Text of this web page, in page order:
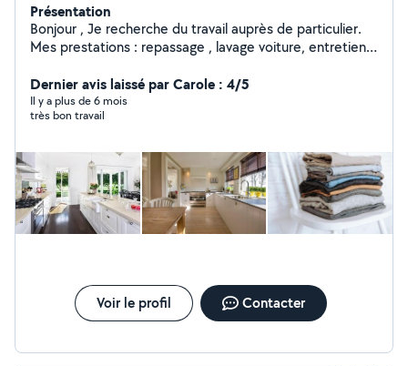
Présentation
Bonjour , Je recherche du travail auprès de particulier.
Mes prestations : repassage , lavage voiture, entretien
personne très minutieuse dans mon travail , rapide mais
perfectionniste, très sérieuse et à l'écoute de vos
demandes . Disponible toute la semaine ainsi que les
Dernier avis laissé par Carole : 4/5
Il y a plus de 6 mois
très bon travail
Voir le profil Contacter